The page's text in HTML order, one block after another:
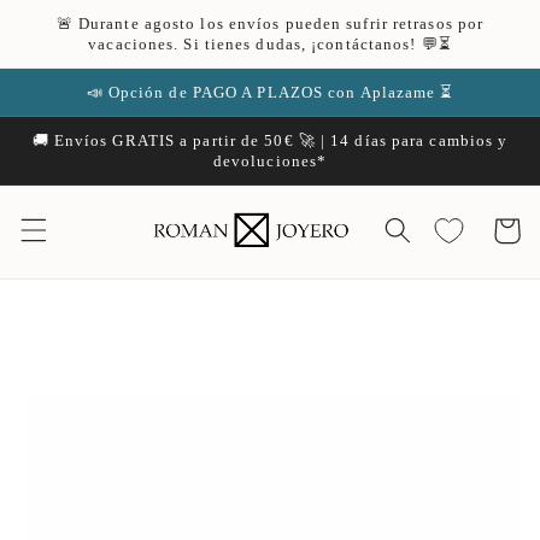
directamente
al contenido
🚨 Durante agosto los envíos pueden sufrir retrasos por
vacaciones. Si tienes dudas, ¡contáctanos! 💬⏳
📣 Opción de PAGO A PLAZOS con Aplazame ⏳
🚚 Envíos GRATIS a partir de 50€ 🚀 | 14 días para cambios y
devoluciones*
Carrito